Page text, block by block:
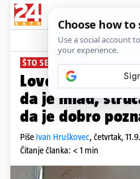
ŠTO SE ZNA O NAPADAČU
Love Kirkovog
da je mlad,
da je dobro
Piše Ivan Hruškovec, četvrtak,
Čitanje članka: < 1 min